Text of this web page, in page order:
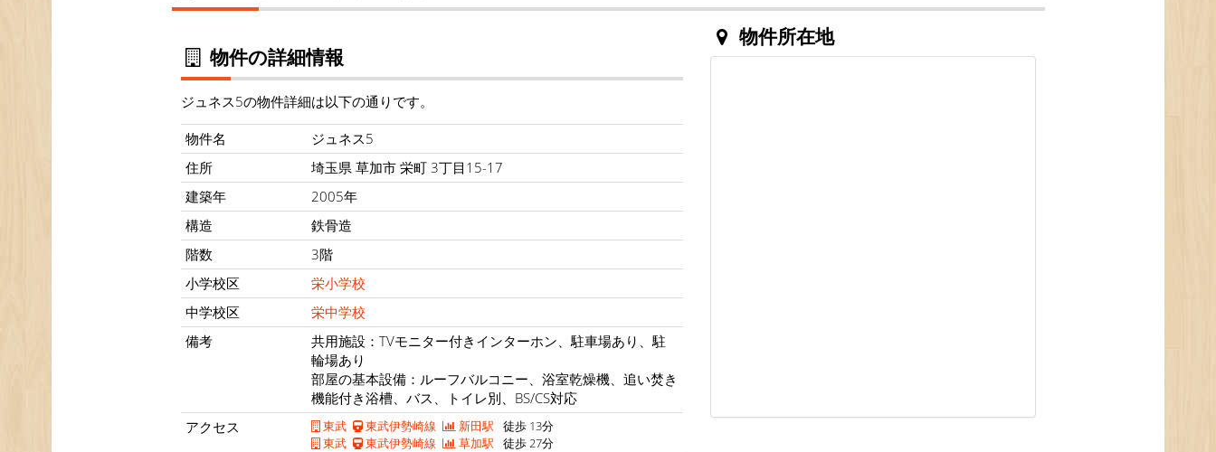
物件の詳細情報
ジュネス5の物件詳細は以下の通りです。
物件名
ジュネス5
住所
埼玉県 草加市 栄町 3丁目15-17
建築年
2005年
構造
鉄骨造
階数
3階
小学校区
栄小学校
中学校区
栄中学校
備考
共用施設：TVモニター付きインターホン、駐車場あり、駐
輪場あり
部屋の基本設備：ルーフバルコニー、浴室乾燥機、追い焚き
機能付き浴槽、バス、トイレ別、BS/CS対応
アクセス
東武 東武伊勢崎線 新田駅 徒歩 13分
東武
東武伊勢崎線 草加駅 徒歩 27分
物件所在地